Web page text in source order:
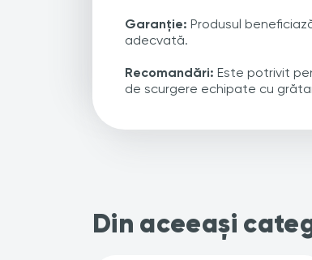
Garanție: Produsul
adecvată.
Recomandări: Este potrivit
de scurgere echipate cu
Din aceeași